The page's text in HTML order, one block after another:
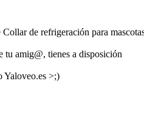
Collar de refrigeración para
tu amig@, tienes a disposición
Yaloveo.es >;)